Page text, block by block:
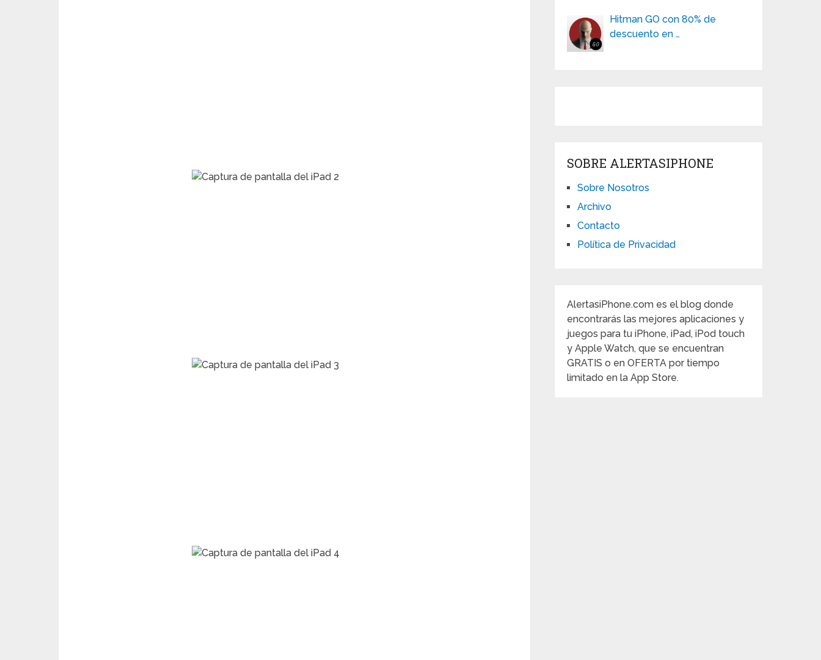
Hitman GO con 80% de
descuento en …
SOBRE ALERTASIPHONE
Sobre Nosotros
Archivo
Contacto
Política de Privacidad
AlertasiPhone.com es el blog donde
encontrarás las mejores aplicaciones y
juegos para tu iPhone, iPad, iPod touch
y Apple Watch, que se encuentran
GRATIS o en OFERTA por tiempo
limitado en la App Store.